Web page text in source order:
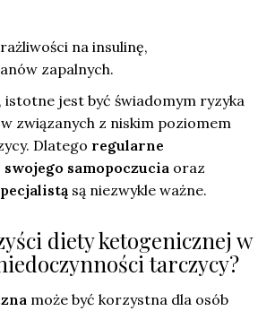
na insulinę,
zapalnych.
istotne jest być świadomym ryzyka
związanych z niskim poziomem
Dlatego regularne
samopoczucia oraz
są niezwykle ważne.
diety ketogenicznej w
tarczycy?
może być korzystna dla osób